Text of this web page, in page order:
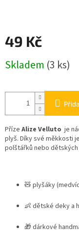
49 Kč
cena:
Skladem (3 ks)
Příze Alize Velluto je
plyš. Díky své měkkosti
polštářků nebo dětských
🧸 plyšáky
👶 dětské deky a
🎁 dárkové